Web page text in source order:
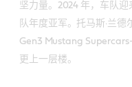
坚力量。2024 年，车队
队年度亚军。托马斯·兰德
Gen3 Mustang
更上一层楼。